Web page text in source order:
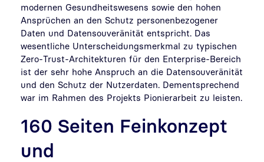
modernen Gesundheitswesens sowie den hohen
Ansprüchen an den Schutz personenbezogener
Daten und Datensouveränität entspricht. Das
wesentliche Unterscheidungsmerkmal zu typischen
Zero-Trust-Architekturen für den Enterprise-Bereich
ist der sehr hohe Anspruch an die Datensouveränität
und den Schutz der Nutzerdaten. Dementsprechend
war im Rahmen des Projekts Pionierarbeit zu leisten.
160 Seiten Feinkonzept
und